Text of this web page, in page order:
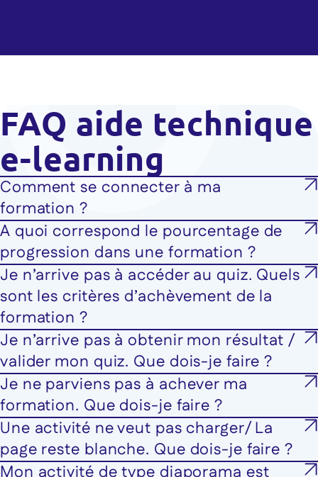
FAQ aide technique
e-learning
Comment se connecter à ma
formation ?
A quoi correspond le pourcentage de
progression dans une formation ?
Je n’arrive pas à accéder au quiz. Quels
sont les critères d’achèvement de la
formation ?
Je n’arrive pas à obtenir mon résultat /
valider mon quiz. Que dois-je faire ?
Je ne parviens pas à achever ma
formation. Que dois-je faire ?
Une activité ne veut pas charger/ La
page reste blanche. Que dois-je faire ?
Mon activité de type diaporama est